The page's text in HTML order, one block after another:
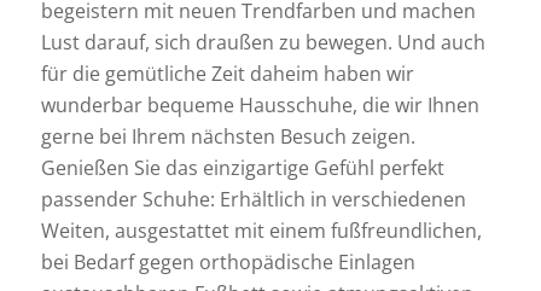
begeistern mit neuen Trendfarben und machen
Lust darauf, sich draußen zu bewegen. Und auch
für die gemütliche Zeit daheim haben wir
wunderbar bequeme Hausschuhe, die wir Ihnen
gerne bei Ihrem nächsten Besuch zeigen.
Genießen Sie das einzigartige Gefühl perfekt
passender Schuhe: Erhältlich in verschiedenen
Weiten, ausgestattet mit einem fußfreundlichen,
bei Bedarf gegen orthopädische Einlagen